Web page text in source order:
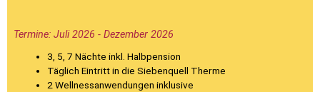
Termine: Juli 2026 - Dezember 2026
3, 5, 7 Nächte inkl. Halbpension
Täglich Eintritt in die Siebenquell Therme
2 Wellnessanwendungen inklusive